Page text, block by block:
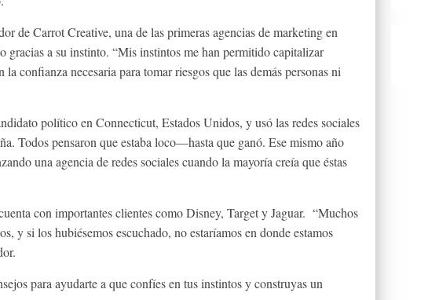
de Carrot Creative, una de las primeras agencias de marketing en
gracias a su instinto. “Mis instintos me han permitido capitalizar
confianza necesaria para tomar riesgos que las demás personas ni
político en Connecticut, Estados Unidos, y usó las redes sociales
Todos pensaron que estaba loco—hasta que ganó. Ese mismo año
una agencia de redes sociales cuando la mayoría creía que éstas
con importantes clientes como Disney, Target y Jaguar. “Muchos
y si los hubiésemos escuchado, no estaríamos en donde estamos
para ayudarte a que confíes en tus instintos y construyas un